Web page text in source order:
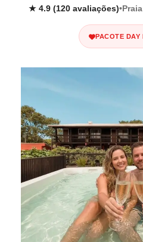
★ 4.9 (120 avaliações)•
PACOTE DAY